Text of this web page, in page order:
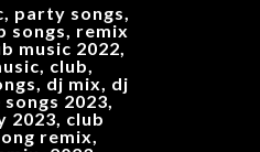
party songs,
songs, remix
music 2022,
club,
dj mix, dj
2023,
2023, club
remix,